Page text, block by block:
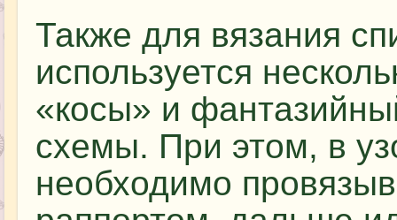
Также для вязания
используется
«косы» и
схемы. При этом, в
необходимо